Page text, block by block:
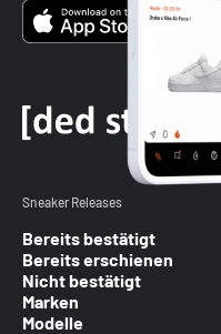
Sneaker Releases
Bereits bestätigt
Bereits erschienen
Nicht bestätigt
Marken
Modelle